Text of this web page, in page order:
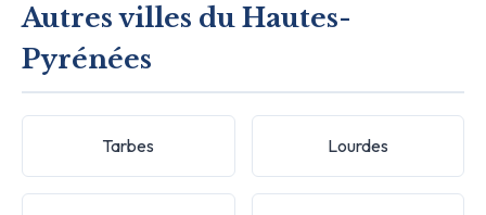
Autres villes du Hautes-
Pyrénées
Tarbes Lourdes